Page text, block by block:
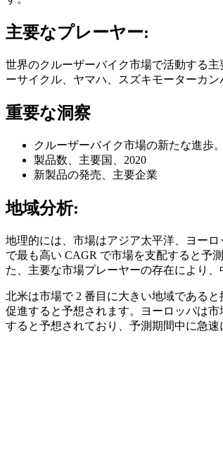
主要なプレーヤー:
世界のクルーザーバイク市場で活動する
ーサイクル、ヤマハ、スズキモーターカ
重要な洞察
クルーザーバイク市場の新たな進歩。
製品数、主要国、2020
新製品の発売、主要企業
地域分析:
地理的には、市場はアジア太平洋、ヨー
で最も高い CAGR で市場を支配すると予
た、主要な市場プレーヤーの存在により
北米は市場で 2 番目に大きい地域である
促進すると予想されます。ヨーロッパは
すると予想されており、予測期間中に急速